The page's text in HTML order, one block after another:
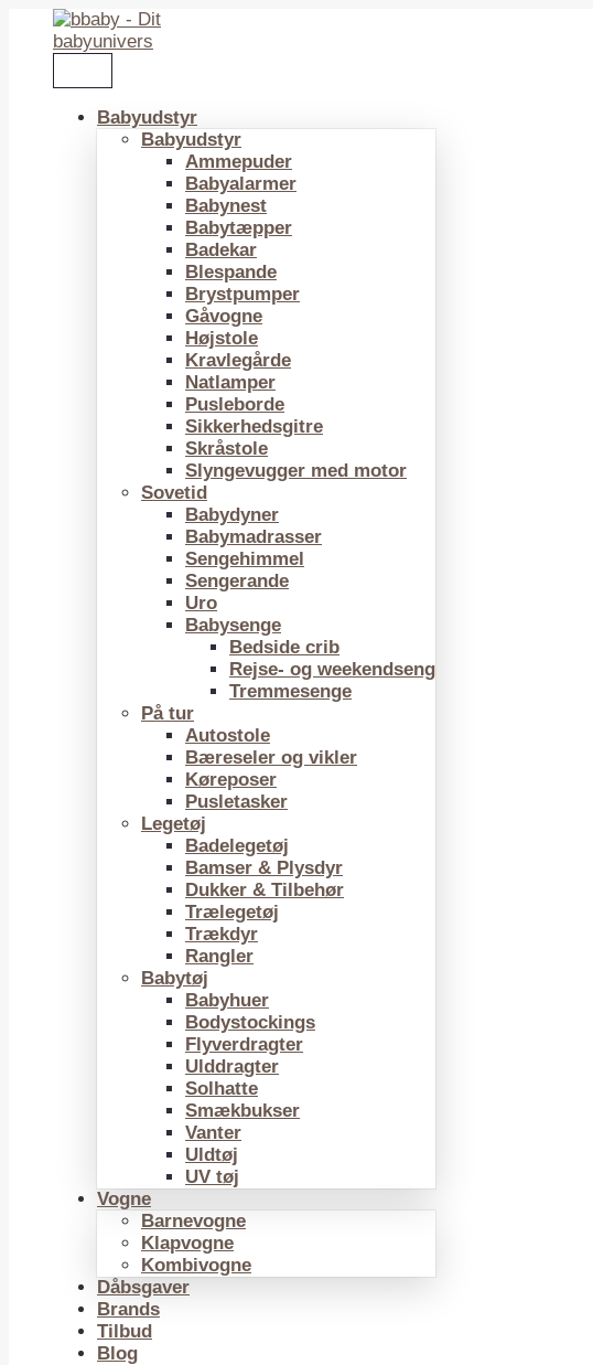
Babyudstyr
Babyudstyr
Ammepuder
Babyalarmer
Babynest
Babytæpper
Badekar
Blespande
Brystpumper
Gåvogne
Højstole
Kravlegårde
Natlamper
Pusleborde
Sikkerhedsgitre
Skråstole
Slyngevugger med motor
Sovetid
Babydyner
Babymadrasser
Sengehimmel
Sengerande
Uro
Babysenge
Bedside crib
Rejse- og weekendseng
Tremmesenge
På tur
Autostole
Bæreseler og vikler
Køreposer
Pusletasker
Legetøj
Badelegetøj
Bamser & Plysdyr
Dukker & Tilbehør
Trælegetøj
Trækdyr
Rangler
Babytøj
Babyhuer
Bodystockings
Flyverdragter
Ulddragter
Solhatte
Smækbukser
Vanter
Uldtøj
UV tøj
Vogne
Barnevogne
Klapvogne
Kombivogne
Dåbsgaver
Brands
Tilbud
Blog